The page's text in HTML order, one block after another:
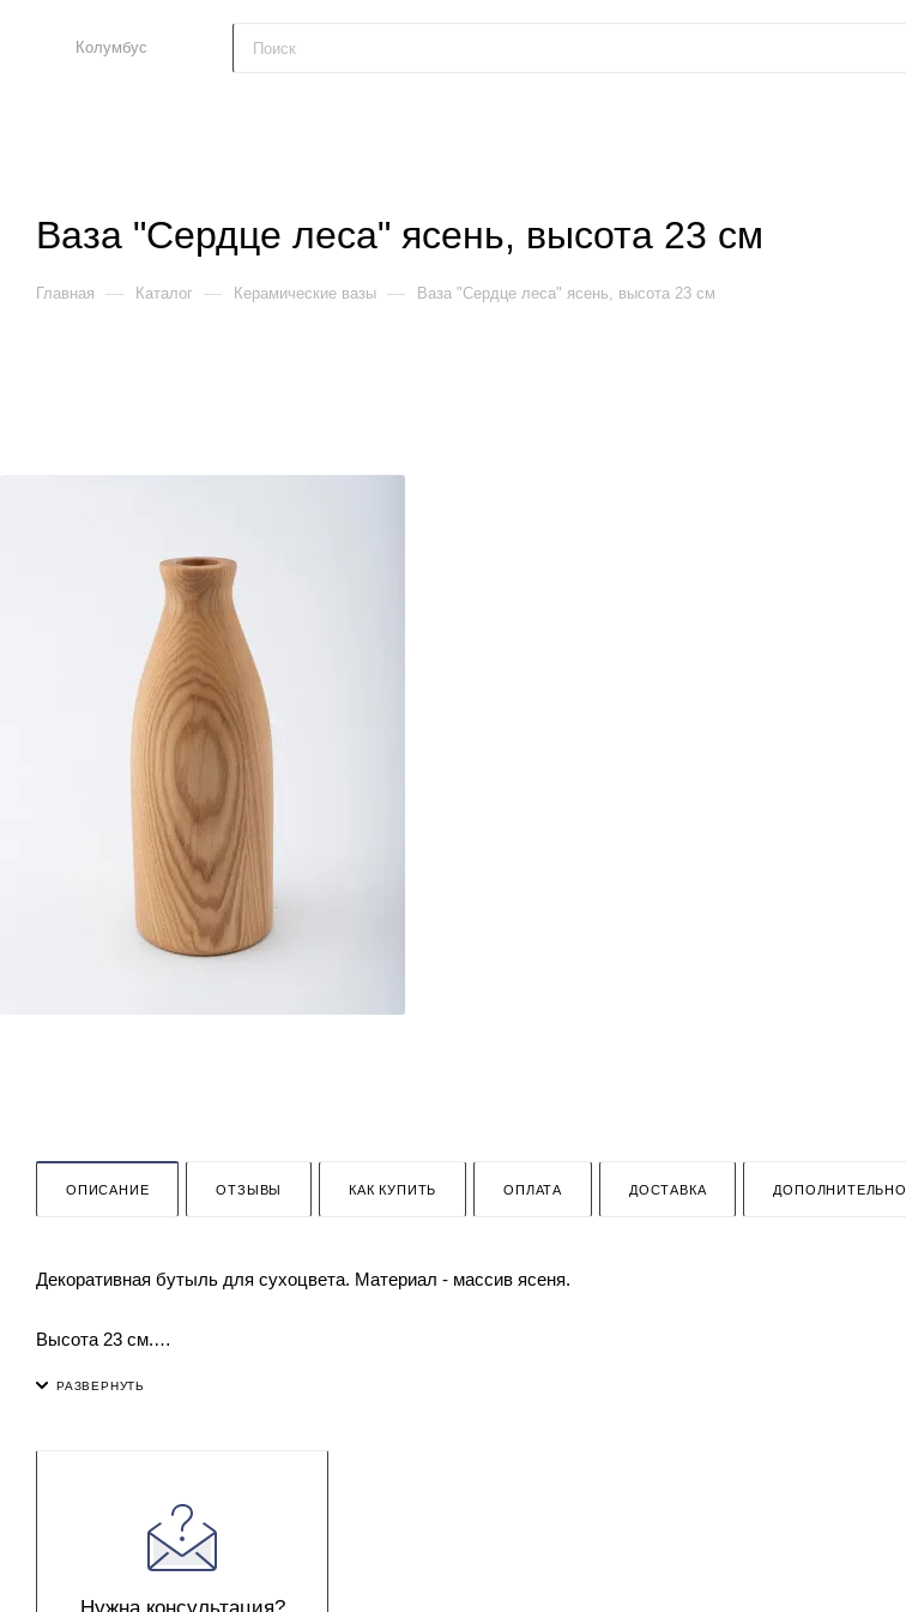
Колумбус
Ваза "Сердце леса" ясень, высота 23 см
Главная — Каталог — Керамические вазы — Ваза "Сердце леса" ясень, высота 23 см
ОПИСАНИЕ ОТЗЫВЫ КАК КУПИТЬ ОПЛАТА ДОСТАВКА ДОПОЛНИТЕЛЬНО
Декоративная бутыль для сухоцвета. Материал - массив ясеня.
Высота 23 см.
Нужна консультация?